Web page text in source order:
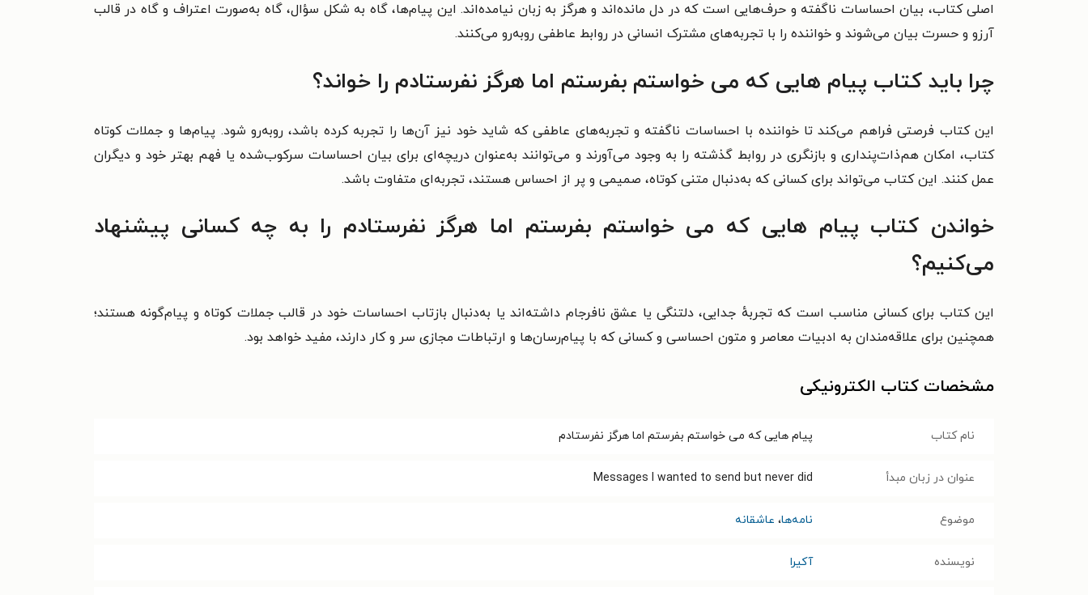
اصلی کتاب، بیان احساسات ناگفته و حرف‌هایی است که در دل مانده‌اند و هرگز به زبان نیامده‌اند. این پیام‌ها، گاه به شکل سؤال، گاه به‌صورت اعتراف و گاه در قالب
آرزو و حسرت بیان می‌شوند و خواننده را با تجربه‌های مشترک انسانی در روابط عاطفی روبه‌رو می‌کنند.
چرا باید کتاب پیام هایی که می خواستم بفرستم اما هرگز نفرستادم را خواند؟
این کتاب فرصتی فراهم می‌کند تا خواننده با احساسات ناگفته و تجربه‌های عاطفی که شاید خود نیز آن‌ها را تجربه کرده باشد، روبه‌رو شود. پیام‌ها و جملات کوتاه
کتاب، امکان هم‌ذات‌پنداری و بازنگری در روابط گذشته را به وجود می‌آورند و می‌توانند به‌عنوان دریچه‌ای برای بیان احساسات سرکوب‌شده یا فهم بهتر خود و دیگران
عمل کنند. این کتاب می‌تواند برای کسانی که به‌دنبال متنی کوتاه، صمیمی و پر از احساس هستند، تجربه‌ای متفاوت باشد.
خواندن کتاب پیام هایی که می خواستم بفرستم اما هرگز نفرستادم را به چه کسانی پیشنهاد
می‌کنیم؟
این کتاب برای کسانی مناسب است که تجربهٔ جدایی، دلتنگی یا عشق نافرجام داشته‌اند یا به‌دنبال بازتاب احساسات خود در قالب جملات کوتاه و پیام‌گونه هستند؛
همچنین برای علاقه‌مندان به ادبیات معاصر و متون احساسی و کسانی که با پیام‌رسان‌ها و ارتباطات مجازی سر و کار دارند، مفید خواهد بود.
مشخصات کتاب الکترونیکی
نام کتاب پیام هایی که می خواستم بفرستم اما هرگز نفرستادم
عنوان در زبان مبدأ Messages I wanted to send but never did
موضوع نامه‌ها، عاشقانه
نویسنده آکیرا ‍